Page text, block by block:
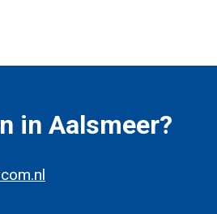
in Aalsmeer?